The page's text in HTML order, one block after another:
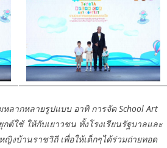
หลากหลายรูปแบบ อาทิ การจัดSchool Art
ต์ใช้ ให้กับเยาวชน ทั้งโรงเรียนรัฐบาลและ
ญิงบ้านราชวิถี เพื่อให้เด็กๆได้ร่วมถ่ายทอด